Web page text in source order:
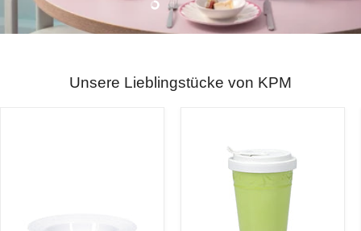
Slide
1
Slide
2
Slide
3
Slide
4
Unsere Lieblingstücke von KPM